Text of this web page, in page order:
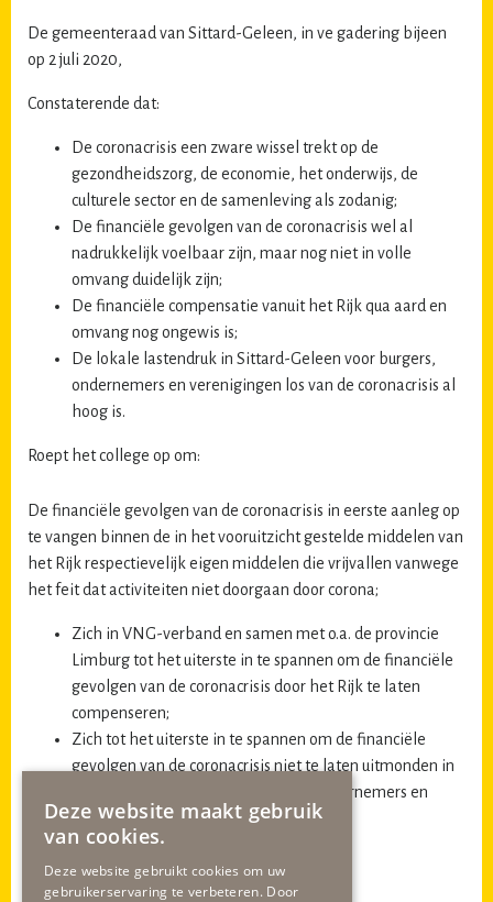
De gemeenteraad van Sittard-Geleen, in ve gadering bijeen
op 2 juli 2020,
Constaterende dat:
De coronacrisis een zware wissel trekt op de
gezondheidszorg, de economie, het onderwijs, de
culturele sector en de samenleving als zodanig;
De financiële gevolgen van de coronacrisis wel al
nadrukkelijk voelbaar zijn, maar nog niet in volle
omvang duidelijk zijn;
De financiële compensatie vanuit het Rijk qua aard en
omvang nog ongewis is;
De lokale lastendruk in Sittard-Geleen voor burgers,
ondernemers en verenigingen los van de coronacrisis al
hoog is.
Roept het college op om:
De financiële gevolgen van de coronacrisis in eerste aanleg op
te vangen binnen de in het vooruitzicht gestelde middelen van
het Rijk respectievelijk eigen middelen die vrijvallen vanwege
het feit dat activiteiten niet doorgaan door corona;
Zich in VNG-verband en samen met o.a. de provincie
Limburg tot het uiterste in te spannen om de financiële
gevolgen van de coronacrisis door het Rijk te laten
compenseren;
Zich tot het uiterste in te spannen om de financiële
gevolgen van de coronacrisis niet te laten uitmonden in
een lastenverhoging voor burgers, ondernemers en
verenigingen.
En gaat over tot de orde van de dag,
Deze website maakt gebruik
van cookies.
Deze website gebruikt cookies om uw
gebruikerservaring te verbeteren. Door